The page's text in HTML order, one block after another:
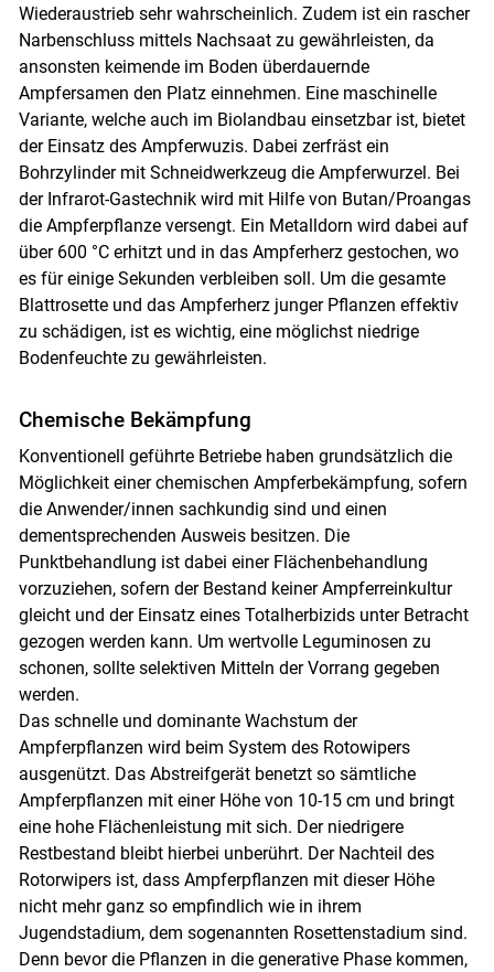
Wiederaustrieb sehr wahrscheinlich. Zudem ist ein rascher
Narbenschluss mittels Nachsaat zu gewährleisten, da
ansonsten keimende im Boden überdauernde
Ampfersamen den Platz einnehmen. Eine maschinelle
Variante, welche auch im Biolandbau einsetzbar ist, bietet
der Einsatz des Ampferwuzis. Dabei zerfräst ein
Bohrzylinder mit Schneidwerkzeug die Ampferwurzel. Bei
der Infrarot-Gastechnik wird mit Hilfe von Butan/Proangas
die Ampferpflanze versengt. Ein Metalldorn wird dabei auf
über 600 °C erhitzt und in das Ampferherz gestochen, wo
es für einige Sekunden verbleiben soll. Um die gesamte
Blattrosette und das Ampferherz junger Pflanzen effektiv
zu schädigen, ist es wichtig, eine möglichst niedrige
Bodenfeuchte zu gewährleisten.
Chemische Bekämpfung
Konventionell geführte Betriebe haben grundsätzlich die
Möglichkeit einer chemischen Ampferbekämpfung, sofern
die Anwender/innen sachkundig sind und einen
dementsprechenden Ausweis besitzen. Die
Punktbehandlung ist dabei einer Flächenbehandlung
vorzuziehen, sofern der Bestand keiner Ampferreinkultur
gleicht und der Einsatz eines Totalherbizids unter Betracht
gezogen werden kann. Um wertvolle Leguminosen zu
schonen, sollte selektiven Mitteln der Vorrang gegeben
werden.
Das schnelle und dominante Wachstum der
Ampferpflanzen wird beim System des Rotowipers
ausgenützt. Das Abstreifgerät benetzt so sämtliche
Ampferpflanzen mit einer Höhe von 10-15 cm und bringt
eine hohe Flächenleistung mit sich. Der niedrigere
Restbestand bleibt hierbei unberührt. Der Nachteil des
Rotorwipers ist, dass Ampferpflanzen mit dieser Höhe
nicht mehr ganz so empfindlich wie in ihrem
Jugendstadium, dem sogenannten Rosettenstadium sind.
Denn bevor die Pflanzen in die generative Phase kommen,